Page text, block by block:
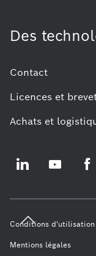
Des
Contact
Licences et
Achats et
Conditions d'utilisation
Mentions légales